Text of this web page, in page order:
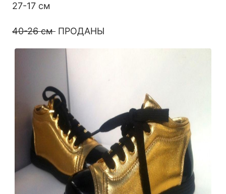
27-17 см
40-26 см ПРОДАНЫ